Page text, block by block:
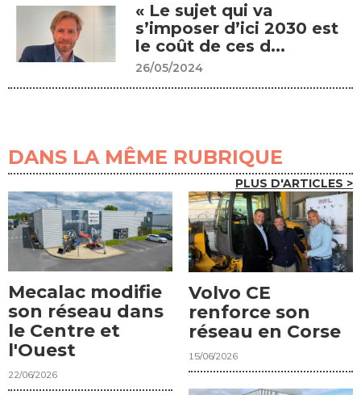
« Le sujet qui va
s’imposer d’ici 2030 est
le coût de ces d...
26/05/2024
DANS LA MÊME RUBRIQUE
PLUS D'ARTICLES >
Mecalac modifie
son réseau dans
le Centre et
l'Ouest
22/06/2026
Volvo CE
renforce son
réseau en Corse
15/06/2026